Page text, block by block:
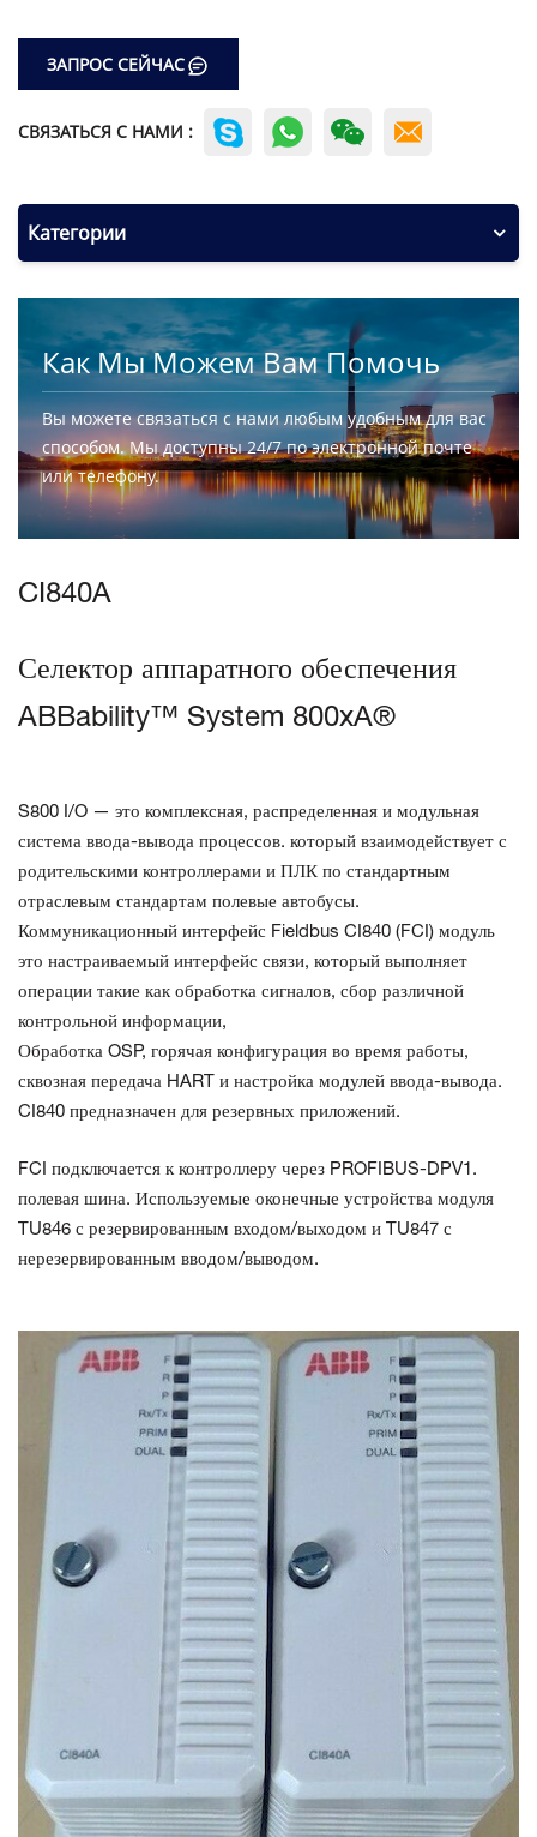
ЗАПРОС СЕЙЧАС
СВЯЗАТЬСЯ С НАМИ :
Категории
Как Мы Можем Вам Помочь
Вы можете связаться с нами любым удобным для вас
способом. Мы доступны 24/7 по электронной почте
или телефону.
СВЯЗАТЬСЯ С НАМИ
CI840A
Селектор аппаратного обеспечения
ABBability™ System 800xA®
S800 I/O — это комплексная, распределенная и модульная
система ввода-вывода процессов. который взаимодействует с
родительскими контроллерами и ПЛК по стандартным
отраслевым стандартам полевые автобусы.
Коммуникационный интерфейс Fieldbus CI840 (FCI) модуль
это настраиваемый интерфейс связи, который выполняет
операции такие как обработка сигналов, сбор различной
контрольной информации,
Обработка OSP, горячая конфигурация во время работы,
сквозная передача HART и настройка модулей ввода-вывода.
CI840 предназначен для резервных приложений.
FCI подключается к контроллеру через PROFIBUS-DPV1.
полевая шина. Используемые оконечные устройства модуля
TU846 с резервированным входом/выходом и
TU847 с
нерезервированным вводом/выводом.